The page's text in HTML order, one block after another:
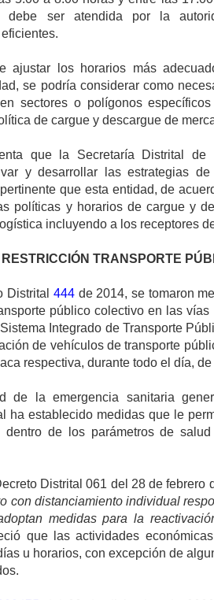
debe ser atendida por la
ajustar los horarios más
se podría considerar como
sectores o polígonos
de cargue y descargue de
que la Secretaría Distrital
y desarrollar las estrategias
que esta entidad, de
políticas y horarios de cargue y
incluyendo a los receptores
TRANSPORTE
Distrital 444de 2014, se tomaron
público colectivo en las
Integrado de Transporte
de vehículos de transporte
respectiva, durante todo el día,
de la emergencia sanitaria
ha establecido medidas que le
dentro de los parámetros de
Distrital 061 del 28 de febrero
con distanciamiento individual
medidas para la
que las actividades
u horarios, con excepción de